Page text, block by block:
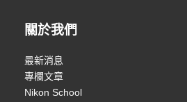
關於我們
最新消息
專欄文章
Nikon School